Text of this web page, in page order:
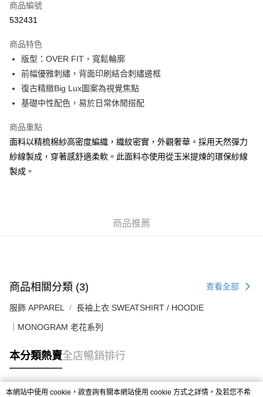
Apple Pay
AlipayHK
WeChat Pay
送貨方式
付款後順豐站及營業點
每筆HK$50.00，滿HK$499.00或以上免運費
付款後順豐合作便利店
每筆HK$50.00，滿HK$499.00或以上免運費
商品編號
532431
商品特色
版型：OVER FIT，寬鬆輪廓
前幅優雅刺繡，背面印刷結合刺繡邊框
復古精緻Big Lux圖案為視覺焦點
基礎中性配色，易於日常休閒搭配
商品重點
面料以精梳棉紗高密度編織，織紋密實，外觀奢華。採用天然彈力
紗線製成，穿著感舒適柔軟。此面料亦使用從玉米提煉的環保紗線
製成。
商品推薦
商品相關分類 (3) 查看全部
服飾 APPAREL 長袖上衣 SWEATSHIRT / HOODIE
｜MONOGRAM 老花系列
本分類熱賣全店暢銷排行
本網站中使用 cookie，欲查詢有關本網站使用 cookie 方式之詳情，及若您不希